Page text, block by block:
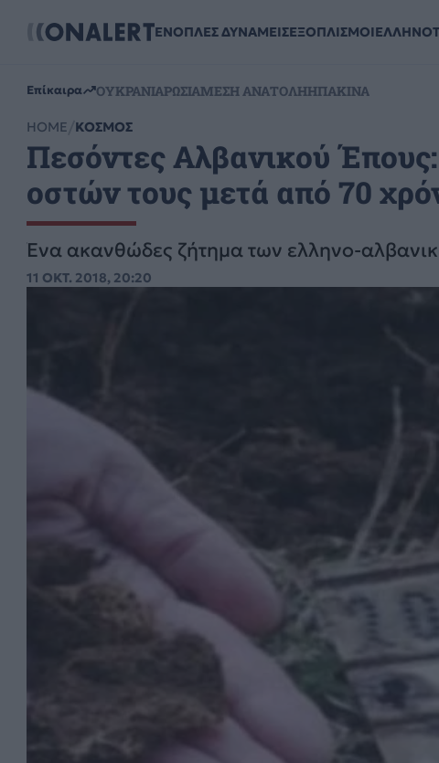
ΕΝΟΠΛΕΣ ΔΥΝΑΜΕΙΣΕΞΟΠΛΙΣΜΟΙ
Επίκαιρα ΟΥΚΡΑΝΙΑΡΩΣΙΑΜΕΣΗ ΑΝΑΤΟΛΗΗΠΑΚΙΝΑ
HOME ΚΟΣΜΟΣ
Πεσόντες Αλβανικού
οστών τους μετά από 70
Ένα ακανθώδες ζήτημα των ελληνο-
11 ΟΚΤ. 2018, 20:20